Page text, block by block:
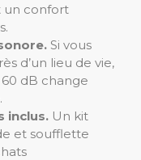
un confort
Si vous
d’un lieu de vie,
dB change
inclus. Un kit
et soufflette